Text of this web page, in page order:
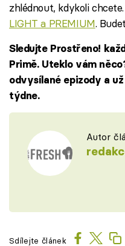
zhlédnout, kdykoli
LIGHT a PREMIUM.
Sledujte Prostřeno!
Primě. Uteklo vám
odvysílané epizody a
týdne.
Autor
Sdílejte článek